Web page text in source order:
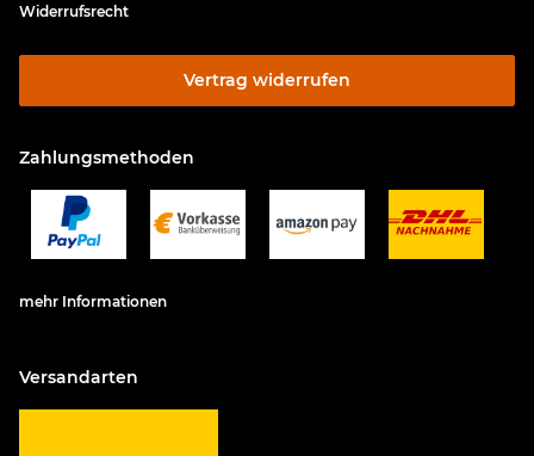
Widerrufsrecht
Vertrag widerrufen
Zahlungsmethoden
mehr Informationen
Versandarten